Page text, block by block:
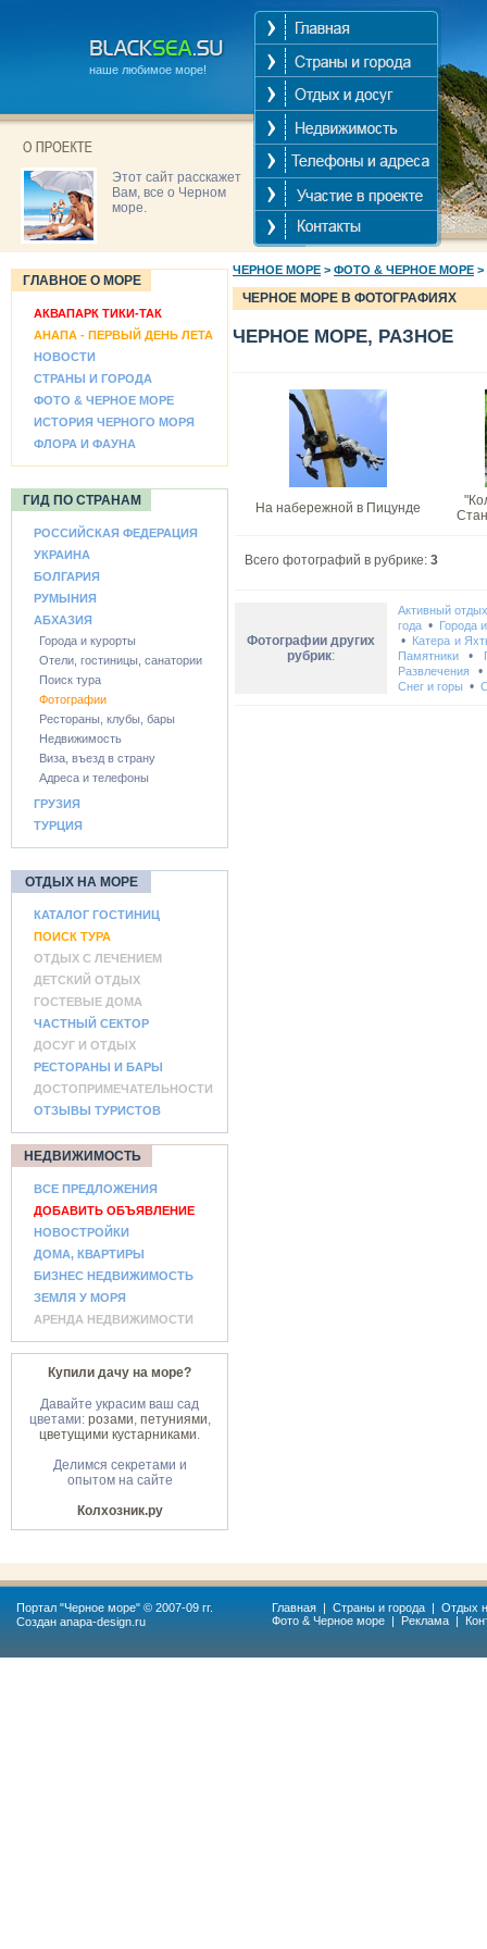
наше любимое море!
Этот сайт расскажет
Вам, все о Черном
море.
ГЛАВНОЕ О МОРЕ
АКВАПАРК ТИКИ-ТАК
АНАПА - ПЕРВЫЙ ДЕНЬ ЛЕТА
НОВОСТИ
СТРАНЫ И ГОРОДА
ФОТО & ЧЕРНОЕ МОРЕ
ИСТОРИЯ ЧЕРНОГО МОРЯ
ФЛОРА И ФАУНА
ГИД ПО СТРАНАМ
РОССИЙСКАЯ ФЕДЕРАЦИЯ
УКРАИНА
БОЛГАРИЯ
РУМЫНИЯ
АБХАЗИЯ
Города и курорты
Отели, гостиницы, санатории
Поиск тура
Фотографии
Рестораны, клубы, бары
Недвижимость
Виза, въезд в страну
Адреса и телефоны
ГРУЗИЯ
ТУРЦИЯ
ОТДЫХ НА МОРЕ
КАТАЛОГ ГОСТИНИЦ
ПОИСК ТУРА
ОТДЫХ С ЛЕЧЕНИЕМ
ДЕТСКИЙ ОТДЫХ
ГОСТЕВЫЕ ДОМА
ЧАСТНЫЙ СЕКТОР
ДОСУГ И ОТДЫХ
РЕСТОРАНЫ И БАРЫ
ДОСТОПРИМЕЧАТЕЛЬНОСТИ
ОТЗЫВЫ ТУРИСТОВ
НЕДВИЖИМОСТЬ
ВСЕ ПРЕДЛОЖЕНИЯ
ДОБАВИТЬ ОБЪЯВЛЕНИЕ
НОВОСТРОЙКИ
ДОМА, КВАРТИРЫ
БИЗНЕС НЕДВИЖИМОСТЬ
ЗЕМЛЯ У МОРЯ
АРЕНДА НЕДВИЖИМОСТИ
Купили дачу на море?
Давайте украсим ваш сад
цветами: розами, петуниями,
цветущими кустарниками.
Делимся секретами и
опытом на сайте
Колхозник.ру
ЧЕРНОЕ МОРЕ > ФОТО & ЧЕРНОЕ МОРЕ >
ЧЕРНОЕ МОРЕ В ФОТОГРАФИЯХ
ЧЕРНОЕ МОРЕ, РАЗНОЕ
На набережной в Пицунде
Всего фотографий в рубрике: 3
Фотографии других
рубрик:
Активный отдых
года• Города
• Катера и
Памятники•
Развлечения
Снег и горы •
Портал "Черное море" © 2007-09 гг.
Создан anapa-design.ru
Главная | Страны и города | Отдых
Фото & Черное море | Реклама |